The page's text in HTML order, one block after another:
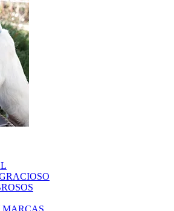
MARCAS